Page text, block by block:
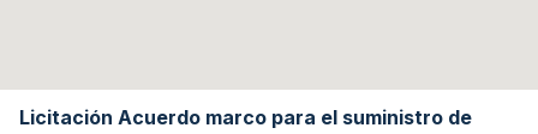
Licitación Acuerdo marco para el suministro de